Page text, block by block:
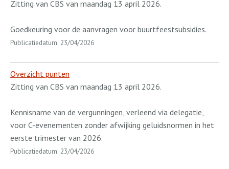
Zitting van CBS van maandag 13 april 2026.
Goedkeuring voor de aanvragen voor buurtfeestsubsidies.
Publicatiedatum: 23/04/2026
Overzicht punten
Zitting van CBS van maandag 13 april 2026.
Kennisname van de vergunningen, verleend via delegatie,
voor C-evenementen zonder afwijking geluidsnormen in het
eerste trimester van 2026.
Publicatiedatum: 23/04/2026